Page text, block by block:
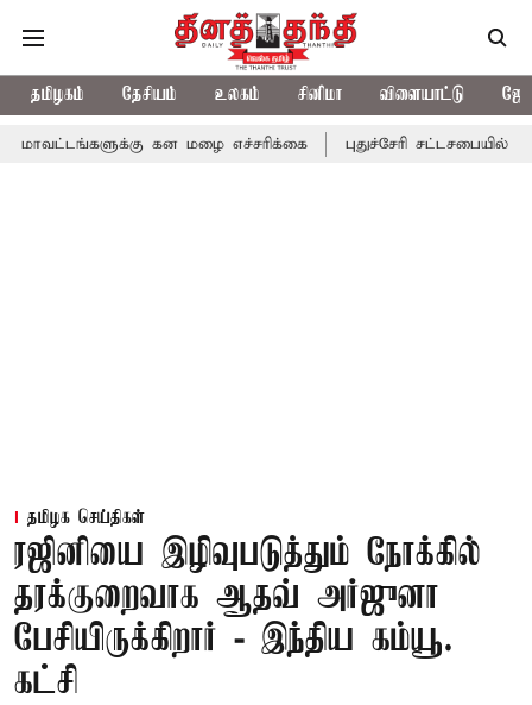
தமிழகம் தேசியம் உலகம் சினிமா விளையாட்டு
கன மழை எச்சரிக்கை புதுச்சேரி சட்டசபையில் வரும் 24ம்
தமிழக செய்திகள்
ரஜினியை இழிவுபடுத்தும் நோக்கில்
தரக்குறைவாக ஆதவ் அர்ஜுனா
பேசியிருக்கிறார் - இந்திய கம்யூ.
கட்சி